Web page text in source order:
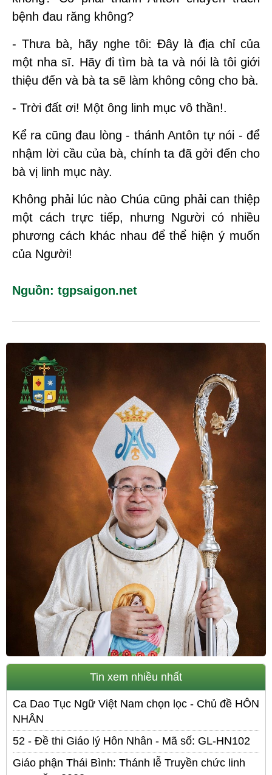
bệnh đau răng không?
- Thưa bà, hãy nghe tôi: Đây là địa chỉ của
một nha sĩ. Hãy đi tìm bà ta và nói là tôi giới
thiệu đến và bà ta sẽ làm không công cho bà.
- Trời đất ơi! Một ông linh mục vô thần!.
Kể ra cũng đau lòng - thánh Antôn tự nói - để
nhậm lời cầu của bà, chính ta đã gởi đến cho
bà vị linh mục này.
Không phải lúc nào Chúa cũng phải can thiệp
một cách trực tiếp, nhưng Người có nhiều
phương cách khác nhau để thể hiện ý muốn
của Người!
Nguồn: tgpsaigon.net
Tin xem nhiều nhất
Ca Dao Tục Ngữ Việt Nam chọn lọc - Chủ đề HÔN
NHÂN
52 - Đề thi Giáo lý Hôn Nhân - Mã số: GL-HN102
Giáo phận Thái Bình: Thánh lễ Truyền chức linh